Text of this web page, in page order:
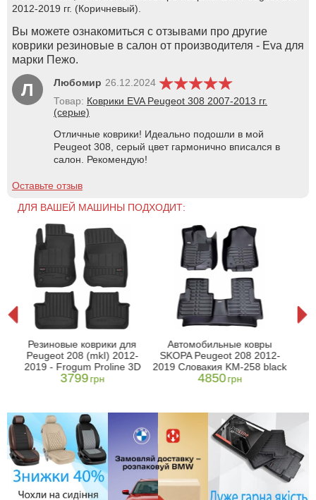
2012-2019 гг. (Коричневый).
Вы можете ознакомиться с отзывами про другие
коврики резиновые в салон от производителя - Eva для
марки Пежо.
Л Любомир 26.12.2024
Товар: Коврики EVA Peugeot 308 2007-2013 гг.
(серые)
Отличные коврики! Идеально подошли в мой
Peugeot 308, серый цвет гармонично вписался в
салон. Рекомендую!
Оставьте отзыв
ДЛЯ ВАШЕЙ МАШИНЫ ПОДХОДИТ:
Резиновые коврики для
Peugeot 208 (mkI) 2012-
2019 - Frogum Proline 3D
3799грн
Автомобильные ковры
SKOPA Peugeot 208 2012-
2019 Словакия KM-258 black
4850грн